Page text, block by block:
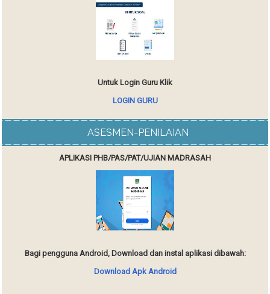
Untuk Login Guru Klik
LOGIN GURU
ASESMEN-PENILAIAN
APLIKASI PHB/PAS/PAT/UJIAN MADRASAH
Bagi pengguna Android, Download dan instal aplikasi dibawah:
Download Apk Android